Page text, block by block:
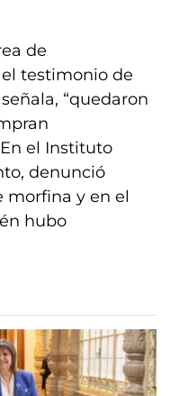
de
testimonio de
“quedaron
el Instituto
denunció
morfina y en el
hubo